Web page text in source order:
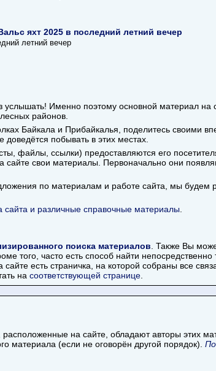
яхт 2025 в последний летний вечер
летний вечер
услышать! Именно поэтому основной материал
районов.
Байкала и Прибайкалья, поделитесь своими
побывать в этих местах.
файлы, ссылки) предоставляются его
сайте свои материалы. Первоначально они
по материалам и работе сайта, мы
и различные справочные материалы
поиска материалов . Также Вы
того, часто есть способ найти
сайте есть страничка, на которой собраны все
на соответствующей странице
на сайте, обладают авторы этих
материала (если не оговорён другой порядок).